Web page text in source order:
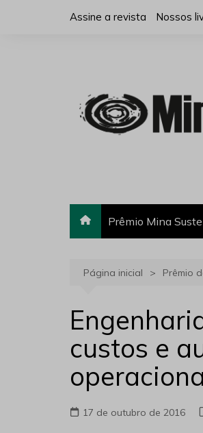
Assine a revista Nossos
Prêmio Mina
Página inicial Prêmio
custos e
17 de outubro de 2016